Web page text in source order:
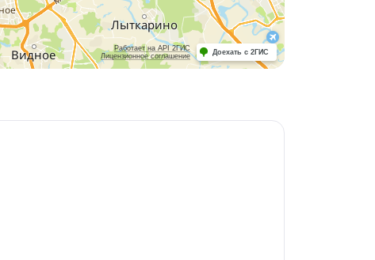
Работает на API 2ГИС
Лицензионное соглашение
Доехать с 2ГИС